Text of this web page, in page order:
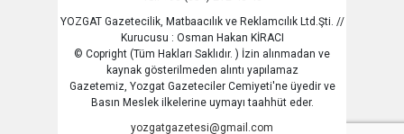
YOZGAT Gazetecilik, Matbaacılık ve Reklamcılık Ltd.Şti. //
Kurucusu : Osman Hakan KİRACI
© Copright (Tüm Hakları Saklıdır. ) İzin alınmadan ve
kaynak gösterilmeden alıntı yapılamaz
Gazetemiz, Yozgat Gazeteciler Cemiyeti'ne üyedir ve
Basın Meslek ilkelerine uymayı taahhüt eder.
yozgatgazetesi@gmail.com